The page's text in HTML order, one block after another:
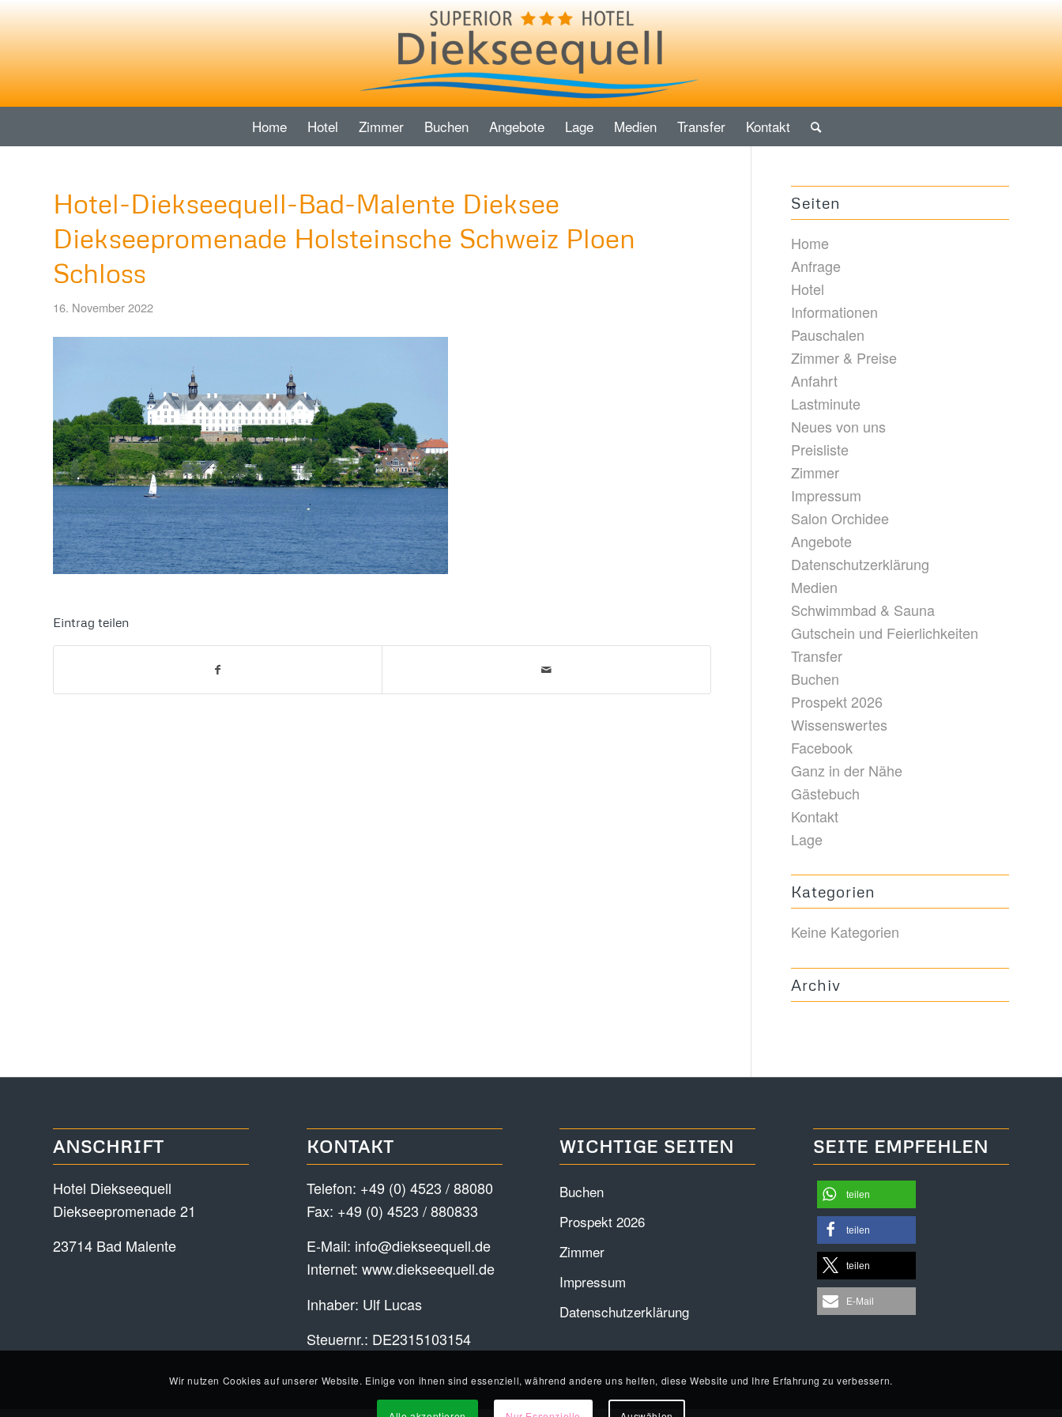
Home Hotel Zimmer Buchen Angebote Lage Medien Transfer Kontakt
Hotel-Diekseequell-Bad-Malente Dieksee
Diekseepromenade Holsteinsche Schweiz Ploen
Schloss
16. November 2022
Eintrag teilen
Seiten
Home
Anfrage
Hotel
Informationen
Pauschalen
Zimmer & Preise
Anfahrt
Lastminute
Neues von uns
Preisliste
Zimmer
Impressum
Salon Orchidee
Angebote
Datenschutzerklärung
Medien
Schwimmbad & Sauna
Gutschein und Feierlichkeiten
Transfer
Buchen
Prospekt 2026
Wissenswertes
Facebook
Ganz in der Nähe
Gästebuch
Kontakt
Lage
Kategorien
Keine Kategorien
Archiv
ANSCHRIFT
Hotel Diekseequell
Diekseepromenade 21
23714 Bad Malente
KONTAKT
Telefon: +49 (0) 4523 / 88080
Fax: +49 (0) 4523 / 880833
E-Mail: info@diekseequell.de
Internet: www.diekseequell.de
Inhaber: Ulf Lucas
Steuernr.: DE2315103154
WICHTIGE SEITEN
Buchen
Prospekt 2026
Zimmer
Impressum
Datenschutzerklärung
SEITE EMPFEHLEN
teilen
teilen
teilen
E-Mail
Wir nutzen Cookies auf unserer Website. Einige von ihnen sind essenziell, während andere uns helfen, diese Website und Ihre Erfahrung zu verbessern.